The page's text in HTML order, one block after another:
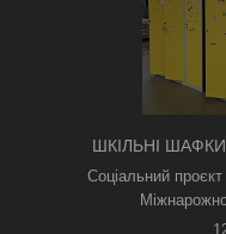
ШКІЛЬНІ
Соціальний